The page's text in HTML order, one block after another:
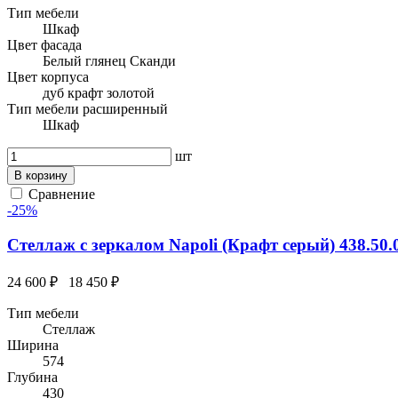
Тип мебели
Шкаф
Цвет фасада
Белый глянец Сканди
Цвет корпуса
дуб крафт золотой
Тип мебели расширенный
Шкаф
шт
В корзину
Сравнение
-25%
Стеллаж с зеркалом Napoli (Крафт серый)
24 600 ₽ 18 450 ₽
Тип мебели
Стеллаж
Ширина
574
Глубина
430